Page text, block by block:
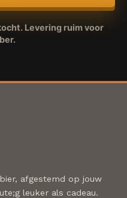
Levering ruim voor
afgestemd op jouw
leuker als cadeau.